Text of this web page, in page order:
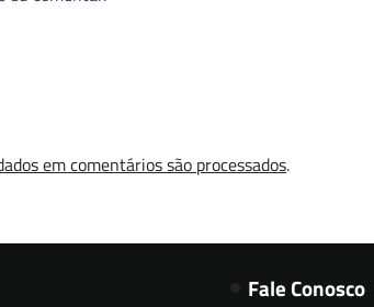
em comentários são processados.
Fale Conosco